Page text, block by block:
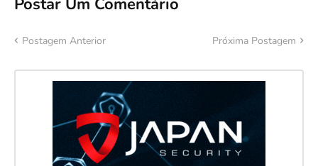
Postar Um Comentário
Postagem Anterior Próxima Postagem